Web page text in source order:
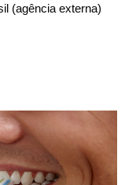
(agência externa)